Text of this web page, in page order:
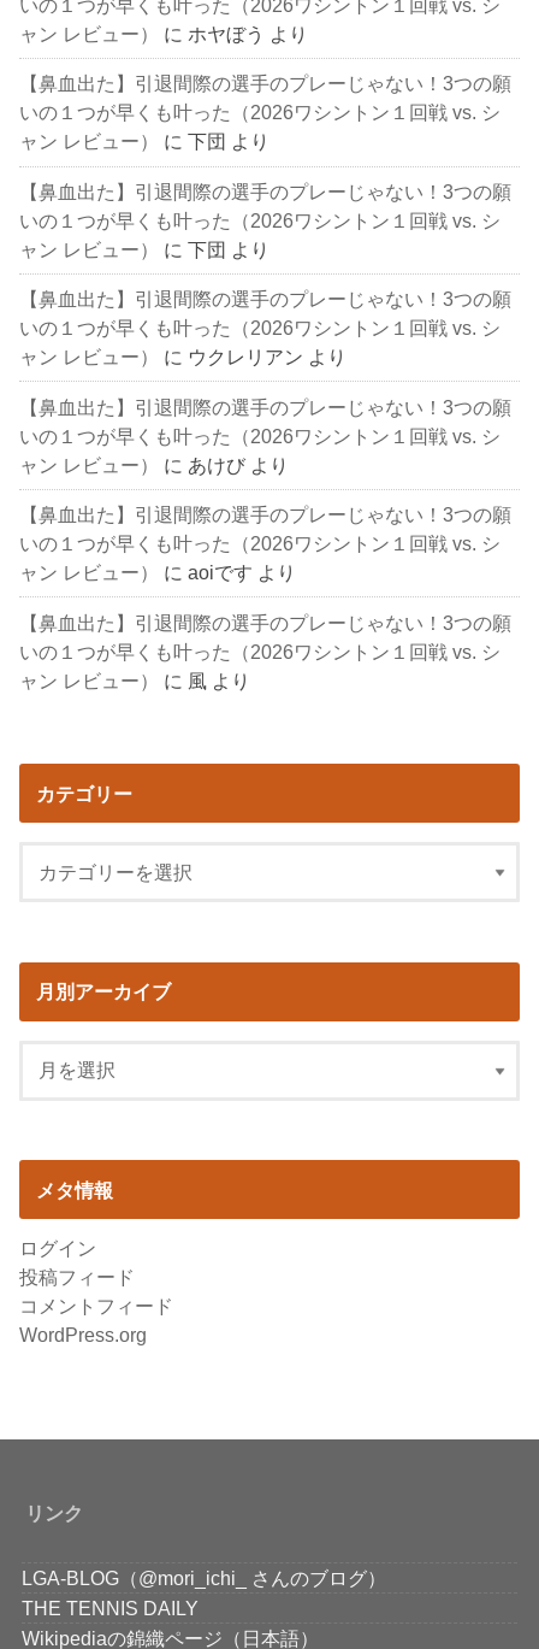
いの１つが早くも叶った（2026ワシントン１回戦 vs. シ
ャン レビュー）
に ホヤぼう より
【鼻血出た】引退間際の選手のプレーじゃない！3つの願
いの１つが早くも叶った（2026ワシントン１回戦 vs. シ
ャン レビュー）
に下団 より
【鼻血出た】引退間際の選手のプレーじゃない！3つの願
いの１つが早くも叶った（2026ワシントン１回戦 vs. シ
ャン レビュー）
に下団 より
【鼻血出た】引退間際の選手のプレーじゃない！3つの願
いの１つが早くも叶った（2026ワシントン１回戦 vs. シ
ャン レビュー）
に ウクレリアン より
【鼻血出た】引退間際の選手のプレーじゃない！3つの願
いの１つが早くも叶った（2026ワシントン１回戦 vs. シ
ャン レビュー）
に あけび より
【鼻血出た】引退間際の選手のプレーじゃない！3つの願
いの１つが早くも叶った（2026ワシントン１回戦 vs. シ
ャン レビュー）
にaoiです より
【鼻血出た】引退間際の選手のプレーじゃない！3つの願
いの１つが早くも叶った（2026ワシントン１回戦 vs. シ
ャン レビュー）
に 風 より
カテゴリー
月別アーカイブ
メタ情報
ログイン
投稿フィード
コメントフィード
WordPress.org
リンク
LGA-BLOG（@mori_ichi_ さんのブログ）
THE TENNIS DAILY
Wikipediaの錦織ページ（日本語）